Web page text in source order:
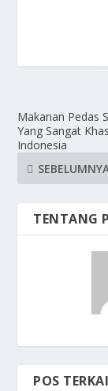
Makanan Pedas
Yang Sangat
Indonesia
TENTANG
POS